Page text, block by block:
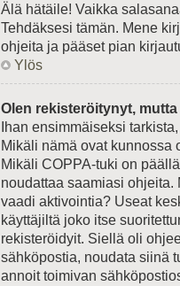
Älä hätäile! Vaikka
Tehdäksesi tämän. Mene
ohjeita ja pääset pian
Ylös
Olen rekisteröitynyt,
Ihan ensimmäiseksi
Mikäli nämä ovat kunnossa
Mikäli COPPA-tuki on
noudattaa saamiasi ohjeita.
vaadi aktivointia? Useat
käyttäjiltä joko itse
rekisteröidyit. Siellä oli
sähköpostia, noudata siinä
annoit toimivan